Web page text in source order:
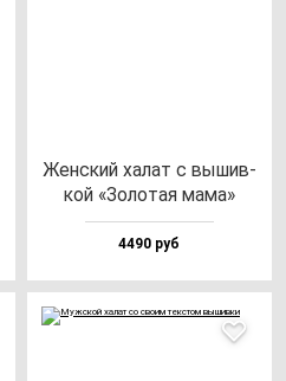
Жен­ский ха­лат с вы­шив­
кой «Золо­тая ма­ма»
4490 руб